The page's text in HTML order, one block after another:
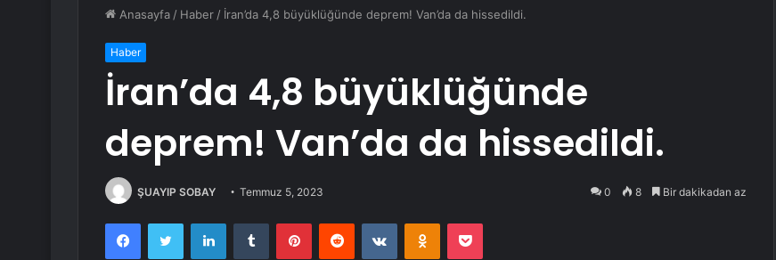
Anasayfa / Haber / İran’da 4,8 büyüklüğünde deprem! Van’da da hissedildi.
Haber
İran’da 4,8 büyüklüğünde
deprem! Van’da da hissedildi.
ŞUAYIP SOBAY Temmuz 5, 2023 0 8 Bir dakikadan az
FacebookTwitter LinkedInTumblr PinterestReddit VKontakteOdnoklassniki
Pocket